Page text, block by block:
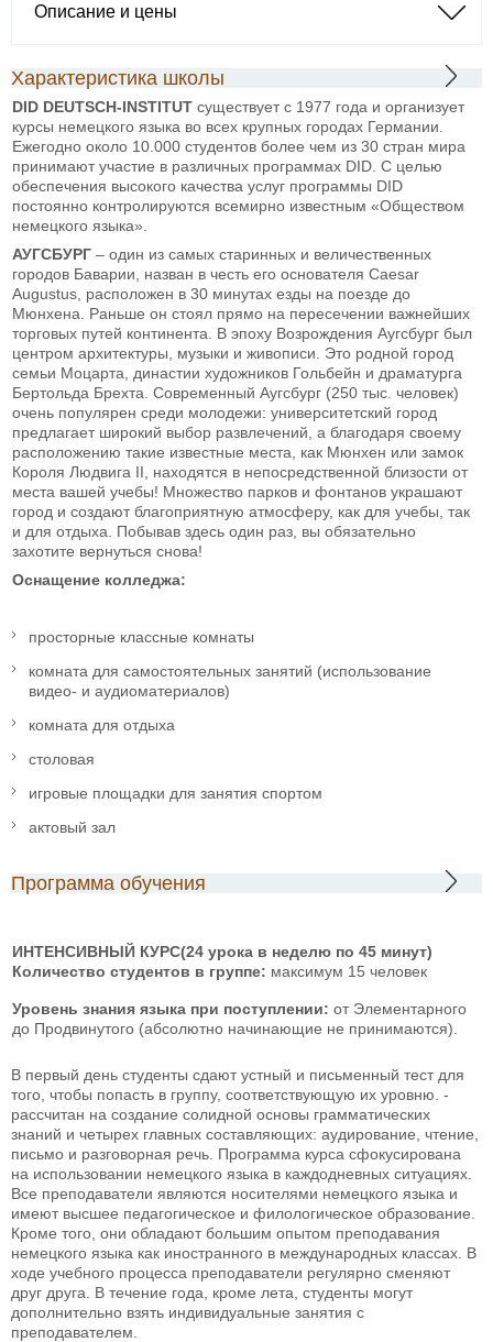
Описание и цены
Характеристика школы
DID DEUTSCH-INSTITUT существует с 1977 года и организует
курсы немецкого языка во всех крупных городах Германии.
Ежегодно около 10.000 студентов более чем из 30 стран мира
принимают участие в различных программах DID. С целью
обеспечения высокого качества услуг программы DID
постоянно контролируются всемирно известным «Обществом
немецкого языка».
АУГСБУРГ – один из самых старинных и величественных
городов Баварии, назван в честь его основателя Caesar
Augustus, расположен в 30 минутах езды на поезде до
Мюнхена. Раньше он стоял прямо на пересечении важнейших
торговых путей континента. В эпоху Возрождения Аугсбург был
центром архитектуры, музыки и живописи. Это родной город
семьи Моцарта, династии художников Гольбейн и драматурга
Бертольда Брехта. Современный Аугсбург (250 тыс. человек)
очень популярен среди молодежи: университетский город
предлагает широкий выбор развлечений, а благодаря своему
расположению такие известные места, как Мюнхен или замок
Короля Людвига II, находятся в непосредственной близости от
места вашей учебы! Множество парков и фонтанов украшают
город и создают благоприятную атмосферу, как для учебы, так
и для отдыха. Побывав здесь один раз, вы обязательно
захотите вернуться снова!
Оснащение колледжа:
просторные классные комнаты
комната для самостоятельных занятий (использование
видео- и аудиоматериалов)
комната для отдыха
столовая
игровые площадки для занятия спортом
актовый зал
Программа обучения
ИНТЕНСИВНЫЙ КУРС(24 урока в неделю по 45 минут)
Количество студентов в группе: максимум 15 человек
Уровень знания языка при поступлении: от Элементарного
до Продвинутого (абсолютно начинающие не принимаются).
В первый день студенты сдают устный и письменный тест для
того, чтобы попасть в группу, соответствующую их уровню. -
рассчитан на создание солидной основы грамматических
знаний и четырех главных составляющих: аудирование, чтение,
письмо и разговорная речь. Программа курса сфокусирована
на использовании немецкого языка в каждодневных ситуациях.
Все преподаватели являются носителями немецкого языка и
имеют высшее педагогическое и филологическое образование.
Кроме того, они обладают большим опытом преподавания
немецкого языка как иностранного в международных классах. В
ходе учебного процесса преподаватели регулярно сменяют
друг друга. В течение года, кроме лета, студенты могут
дополнительно взять индивидуальные занятия с
преподавателем.